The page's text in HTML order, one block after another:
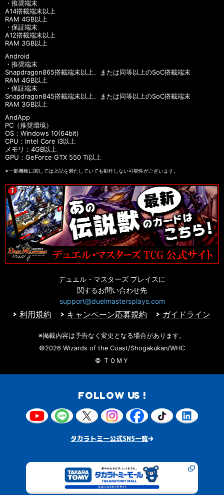
・推奨端末
A14搭載端末以上
RAM 4GB以上
・保証端末
A12搭載端末以上
RAM 3GB以上
Android
・推奨端末
Snapdragon865搭載端末以上、または同等以上のSoC搭載端末
RAM 4GB以上
・保証端末
Snapdragon845搭載端末以上、または同等以上のSoC搭載端末
RAM 3GB以上
AndApp
PC（推奨環境）
OS：Windows 10(64bit)
CPU：Intel Core i3以上
メモリ：4GB以上
GPU：GeForce GTX 550 Ti以上
※一部機種に関しては上記を満たしていても動作しない可能性がございます。
デュエル・マスターズ プレイスに
関するお問い合わせ先
support@duelmastersplays.com
利用規約 キャンペーン応募規約 ガイドライン
※掲載内容は予告なく変更となる場合があります。
©2026 Wizards of the Coast/Shogakukan/WHC
© ＴＯＭＹ
FOLLOW US !
タカラトミー公式SNS一覧